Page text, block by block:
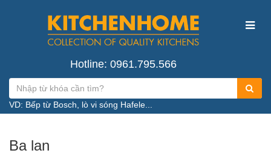
Hotline: 0961.795.566
VD: Bếp từ Bosch, lò vi sóng Hafele...
Ba lan